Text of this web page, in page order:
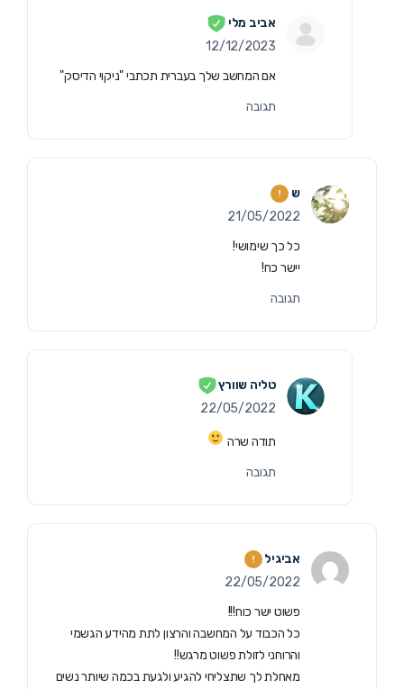
אביב מלי
12/12/2023
אם המחשב שלך בעברית תכתבי "ניקוי הדיסק"
תגובה
ש
21/05/2022
כל כך שימושי!
יישר כח!
תגובה
טליה שוורץ
22/05/2022
תודה שרה
תגובה
אביגיל
22/05/2022
פשוט ישר כוח!!!
כל הכבוד על המחשבה והרצון לתת מהידע הגשמי
והרוחני לזולת פשוט מרגש!!
מאחלת לך שתצליחי להגיע ולגעת בכמה שיותר נשים